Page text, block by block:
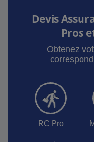
Devis
Pros
Obtenez
RC Pro